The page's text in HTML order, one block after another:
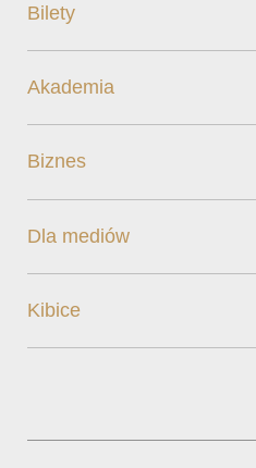
Bilety
Akademia
Biznes
Dla mediów
Kibice